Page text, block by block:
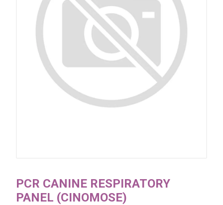
PCR CANINE RESPIRATORY
PANEL (CINOMOSE)